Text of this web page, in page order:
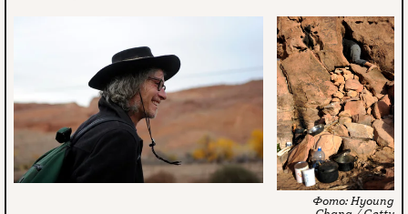
Hyoung